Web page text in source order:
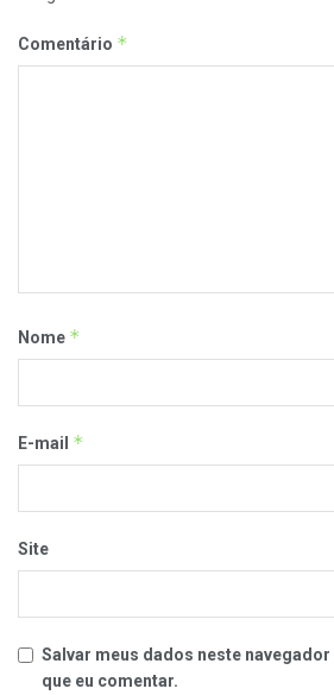
Comentário *
Nome *
E-mail *
Site
Salvar meus dados neste navegador
que eu comentar.